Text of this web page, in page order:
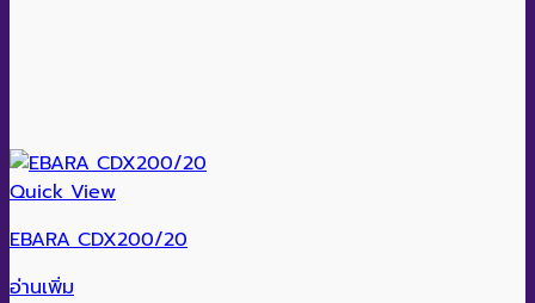
Quick View
EBARA CDX200/20
อ่านเพิ่ม